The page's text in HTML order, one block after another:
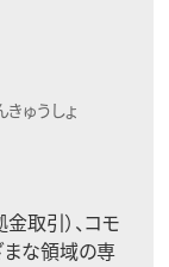
ゅうしょ
取引）、コモ
まな領域の専